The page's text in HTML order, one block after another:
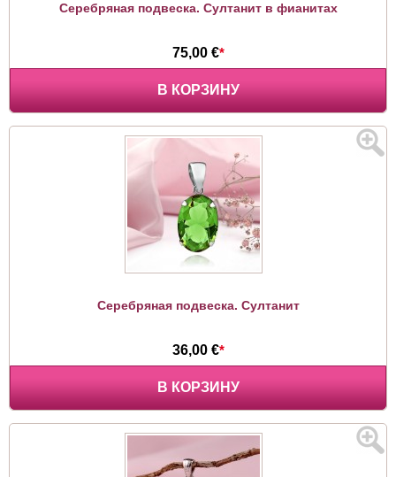
Серебряная подвеска. Султанит в фианитах
75,00 €*
В КОРЗИНУ
Серебряная подвеска. Султанит
36,00 €*
В КОРЗИНУ